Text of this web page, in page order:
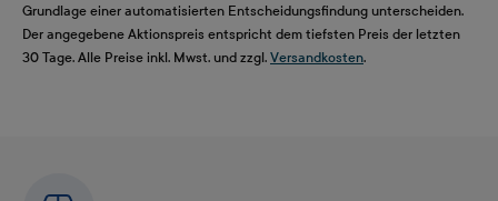
Grundlage einer automatisierten Entscheidungsfindung unterscheiden.
Der angegebene Aktionspreis entspricht dem tiefsten Preis der letzten
30 Tage. Alle Preise inkl. Mwst. und zzgl. Versandkosten.